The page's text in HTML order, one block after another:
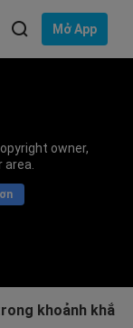
Mở App
owner,
khoảnh khắ